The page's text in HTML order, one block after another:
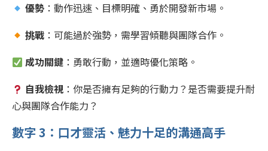
優勢 ：動作迅速、目標明確、勇於開發新市場。
挑戰 ：可能過於強勢，需學習傾聽與團隊合作。
成功關鍵 ：勇敢行動，並適時優化策略。
自我檢視 ：你是否擁有足夠的行動力？是否需要提升耐
心與團隊合作能力？
數字 3：口才靈活、魅力十足的溝通高手